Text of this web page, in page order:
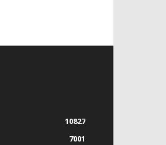
10827
7001